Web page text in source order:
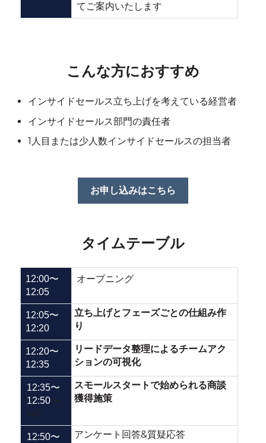
てご案内いたします
こんな方におすすめ
インサイドセールス立ち上げを考えている経営者
インサイドセールス部門の責任者
1人目または少人数インサイドセールスの担当者
お申し込みはこちら
タイムテーブル
12:00〜
12:05
オープニング
12:05〜
12:20
立ち上げとフェーズごとの仕組み作
り
12:20〜
12:35
リードデータ整理によるチームアク
ションの可視化
12:35〜
12:50〜
145
スモールスタートで始められる商談
獲得施策
12:50〜
アンケート回答&質疑応答